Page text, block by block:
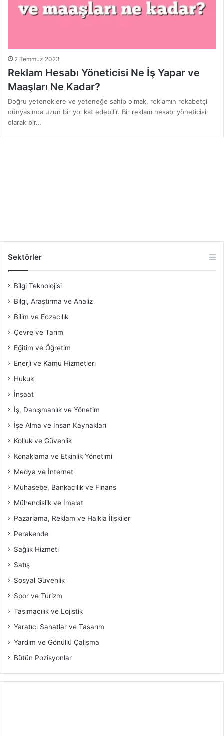
2 Temmuz 2023
Reklam Hesabı Yöneticisi Ne İş Yapar ve
Maaşları Ne Kadar?
Doğru yeteneklere ve yeteneğe sahip olmak, reklamın rekabetçi
dünyasında uzun bir yol kat edebilir. Bir reklam hesabı yöneticisi
olarak bir…
Sektörler
Bilgi Teknolojisi
Bilgi, Araştırma ve Analiz
Bilim ve Eczacılık
Çevre ve Tarım
Eğitim ve Öğretim
Enerji ve Kamu Hizmetleri
Hukuk
İnşaat
İş, Danışmanlık ve Yönetim
İşe Alma ve İnsan Kaynakları
Kolluk ve Güvenlik
Konaklama ve Etkinlik Yönetimi
Medya ve İnternet
Muhasebe, Bankacılık ve Finans
Mühendislik ve İmalat
Pazarlama, Reklam ve Halkla İlişkiler
Perakende
Sağlık Hizmeti
Satış
Sosyal Güvenlik
Spor ve Turizm
Taşımacılık ve Lojistik
Yaratıcı Sanatlar ve Tasarım
Yardım ve Gönüllü Çalışma
Bütün Pozisyonlar